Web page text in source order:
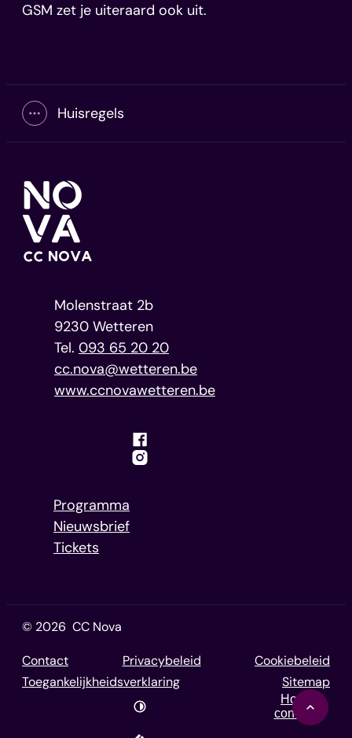
GSM zet je uiteraard ook uit.
Toon alle broodkruimel items
Huisregels
Home
Contact
CC NOVA
AdresMolenstraat 2b
,9230 Wetteren
093 65 20 20
E-mailcc.nova@wetteren.be
Websitewww.ccnovawetteren.be
Programma
Nieuwsbrief
Tickets
© 2026 CC Nova
Contact Privacybeleid
Cookiebeleid
Toegankelijkheidsverklaring
Sitemap
Hoog
contrast Naar